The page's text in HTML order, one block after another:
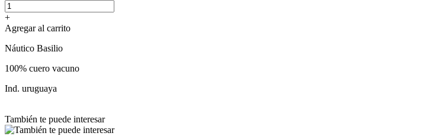
+
Agregar al carrito
Náutico Basilio
100% cuero vacuno
Ind. uruguaya
También te puede interesar